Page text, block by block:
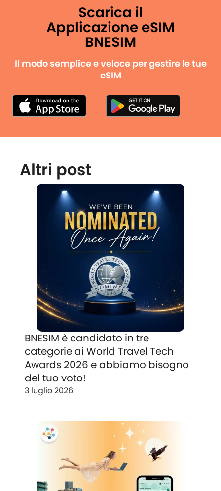
Scarica il
Applicazione eSIM
BNESIM
Il modo semplice e veloce per gestire le tue
eSIM
Altri post
BNESIM è candidato in tre
categorie ai World Travel Tech
Awards 2026 e abbiamo bisogno
del tuo voto!
3 luglio 2026